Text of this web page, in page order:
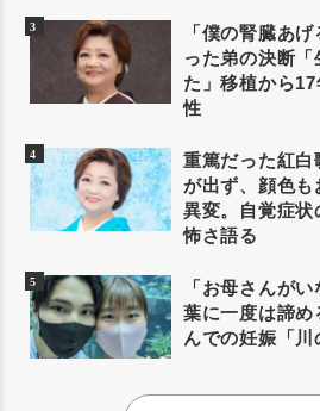
「僕の腎臓あ
った弟の決断
た」移植から
性
重篤だった紅
が出ず、顔色
異変。自覚症
怖さ語る
「お母さんが
葉に一度は諦
んでの妊娠「川